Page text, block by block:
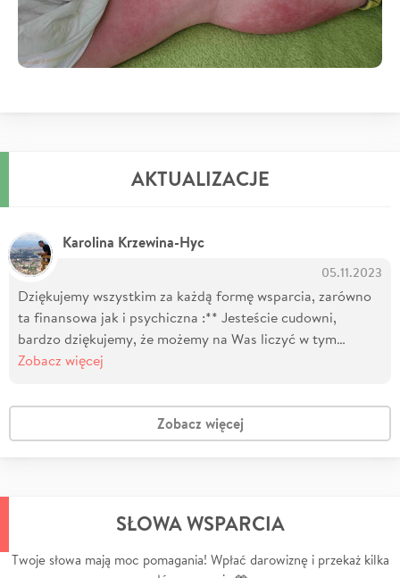
AKTUALIZACJE
Karolina Krzewina-Hyc
05.11.2023
Dziękujemy wszystkim za każdą formę wsparcia, zarówno
ta finansowa jak i psychiczna :** Jesteście cudowni,
bardzo dziękujemy, że możemy na Was liczyć w tym…
Zobacz więcej
Zobacz więcej
SŁOWA WSPARCIA
Twoje słowa mają moc pomagania! Wpłać darowiznę i przekaż kilka